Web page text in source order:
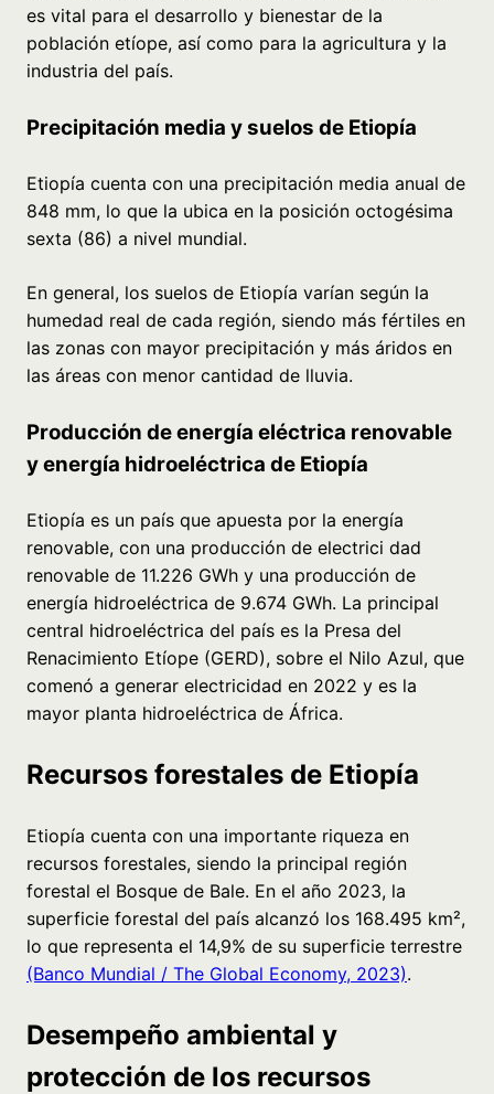
es vital para el desarrollo y bienestar de la
población etíope, así como para la agricultura y la
industria del país.
Precipitación media y suelos de Etiopía
Etiopía cuenta con una precipitación media anual de
848 mm, lo que la ubica en la posición octogésima
sexta (86) a nivel mundial.
En general, los suelos de Etiopía varían según la
humedad real de cada región, siendo más fértiles en
las zonas con mayor precipitación y más áridos en
las áreas con menor cantidad de lluvia.
Producción de energía eléctrica renovable
y energía hidroeléctrica de Etiopía
Etiopía es un país que apuesta por la energía
renovable, con una producción de electrici dad
renovable de 11.226 GWh y una producción de
energía hidroeléctrica de 9.674 GWh. La principal
central hidroeléctrica del país es la Presa del
Renacimiento Etíope (GERD), sobre el Nilo Azul, que
comenó a generar electricidad en 2022 y es la
mayor planta hidroeléctrica de África.
Recursos forestales de Etiopía
Etiopía cuenta con una importante riqueza en
recursos forestales, siendo la principal región
forestal el Bosque de Bale. En el año 2023, la
superficie forestal del país alcanzó los 168.495 km²,
lo que representa el 14,9% de su superficie terrestre
(Banco Mundial / The Global Economy, 2023).
Desempeño ambiental y
protección de los recursos